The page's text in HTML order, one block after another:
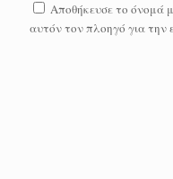
Αποθήκευσε το όνομά
αυτόν τον πλοηγό για